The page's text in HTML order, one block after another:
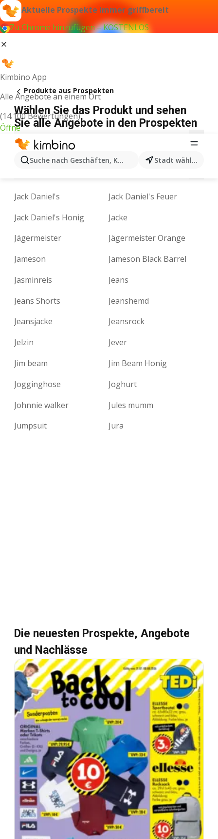
Aktuelle Prospekte immer griffbereit
Zu Chrome hinzufügen – KOSTENLOS
Kimbino App
Alle Angebote an einem Ort
(14.100 Bewertungen)
Öffne
Suche nach Geschäften, Kategorien, Produkten...
Stadt wählen
Produkte aus Prospekten
Wählen Sie das Produkt und sehen
Sie alle Angebote in den Prospekten
3 5 9 G
M
N O P Q R T U V
Jack Daniel's
Jack Daniel's Feuer
Jack Daniel's Honig
Jacke
Jägermeister
Jägermeister Orange
Jameson
Jameson Black Barrel
Jasminreis
Jeans
Jeans Shorts
Jeanshemd
Jeansjacke
Jeansrock
Jelzin
Jever
Jim beam
Jim Beam Honig
Jogginghose
Joghurt
Johnnie walker
Jules mumm
Jumpsuit
Jura
Die neuesten Prospekte, Angebote
und Nachlässe